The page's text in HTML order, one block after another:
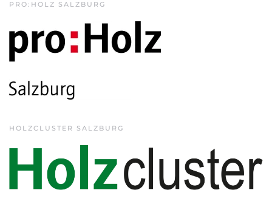
PRO:HOLZ SALZBURG
HOLZCLUSTER SALZBURG